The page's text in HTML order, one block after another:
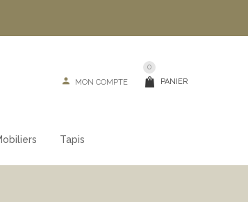
MON COMPTE
0
PANIER
Tapis